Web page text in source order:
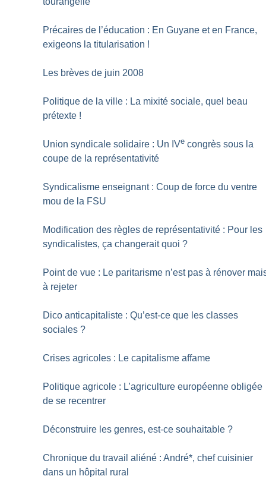
Précaires de l’éducation : En Guyane et en France,
exigeons la titularisation !
Les brèves de juin 2008
Politique de la ville : La mixité sociale, quel beau
prétexte !
Union syndicale solidaire : Un IVe congrès sous la
coupe de la représentativité
Syndicalisme enseignant : Coup de force du ventre
mou de la FSU
Modification des règles de représentativité : Pour les
syndicalistes, ça changerait quoi ?
Point de vue : Le paritarisme n’est pas à rénover
à rejeter
Dico anticapitaliste : Qu’est-ce que les classes
sociales ?
Crises agricoles : Le capitalisme affame
Politique agricole : L’agriculture européenne obligée
de se recentrer
Déconstruire les genres, est-ce souhaitable ?
Chronique du travail aliéné : André*, chef cuisinier
dans un hôpital rural